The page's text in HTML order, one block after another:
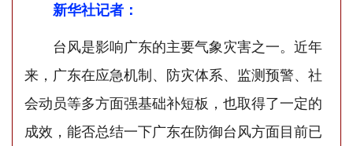
新华社记者：
台风是影响广东的主要气象灾害之一。近年
来，广东在应急机制、防灾体系、监测预警、社
会动员等多方面强基础补短板，也取得了一定的
成效，能否总结一下广东在防御台风方面目前已